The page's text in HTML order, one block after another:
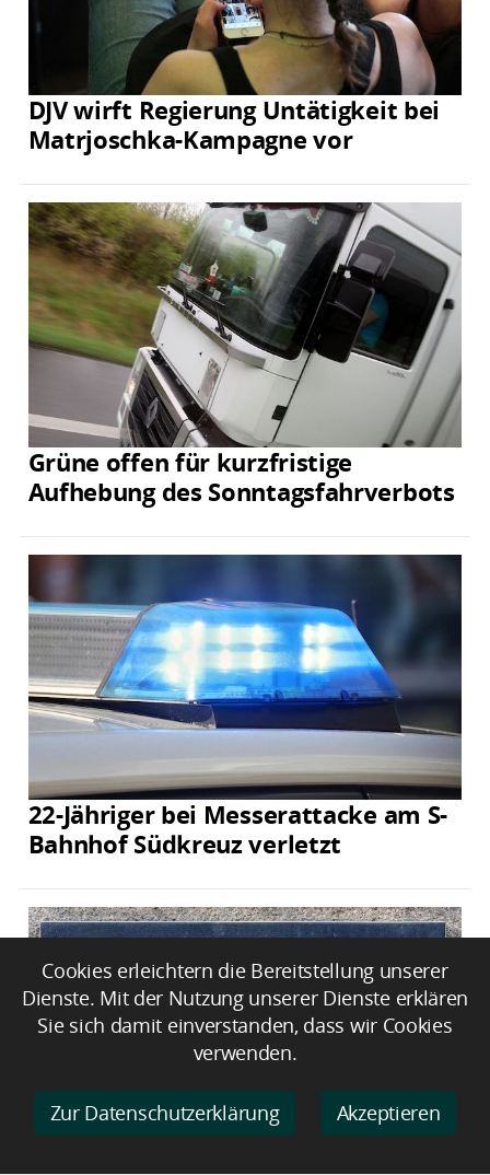
DJV wirft Regierung Untätigkeit bei
Matrjoschka-Kampagne vor
Grüne offen für kurzfristige
Aufhebung des Sonntagsfahrverbots
22-Jähriger bei Messerattacke am S-
Bahnhof Südkreuz verletzt
Insolvenzen in Deutschland bleiben
Cookies erleichtern die Bereitstellung unserer
Dienste. Mit der Nutzung unserer Dienste erklären
Sie sich damit einverstanden, dass wir Cookies
verwenden.
Zur Datenschutzerklärung Akzeptieren